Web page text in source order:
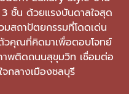
ชั้น ด้วยแรงบันดาลใจสุด
สถาปัตยกรรมที่โดดเด่น
วคุณที่คิดมาเพื่อตอบโจทย์
าพติดถนนสุขุมวิท เชื่อมต่อ
กลางเมืองชลบุรี